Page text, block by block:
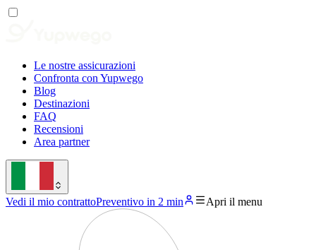
Le nostre assicurazioni
Confronta con Yupwego
Blog
Destinazioni
FAQ
Recensioni
Area partner
Vedi il mio contrattoPreventivo in 2 min Apri il menu